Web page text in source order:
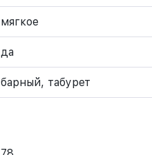
мягкое
да
барный, табурет